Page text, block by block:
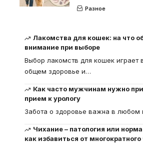
Разное
Лакомства для кошек: на что
внимание при выборе
Выбор лакомств для кошек играет
общем здоровье и…
Как часто мужчинам нужно
прием к урологу
Забота о здоровье важна в любом
Чихание – патология или
как избавиться от